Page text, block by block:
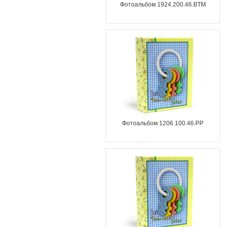
Фотоальбом 1924.200.46.BTM
Фотоальбом 1206.100.46.PP